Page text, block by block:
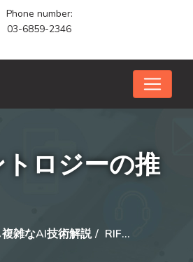
Phone number:
03-6859-2346
ロジーの推
雑なAI技術解説 RIF…